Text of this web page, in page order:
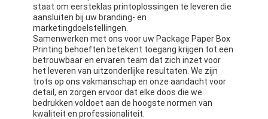
Gezichtsmasker Verpakkende Zak
Aanpassing van de brochure
Gepersonaliseerd rood pakket
staat om eersteklas printoplossingen te leveren die
aansluiten bij uw branding- en
marketingdoelstellingen.
Samenwerken met ons voor uw Package Paper Box
Printing behoeften betekent toegang krijgen tot een
betrouwbaar en ervaren team dat zich inzet voor
het leveren van uitzonderlijke resultaten. We zijn
trots op ons vakmanschap en onze aandacht voor
detail, en zorgen ervoor dat elke doos die we
bedrukken voldoet aan de hoogste normen van
kwaliteit en professionaliteit.